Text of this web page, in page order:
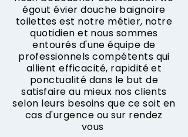
égout évier douche baignoire
toilettes est notre métier, notre
quotidien et nous sommes
entourés d'une équipe de
professionnels compétents qui
allient efficacité, rapidité et
ponctualité dans le but de
satisfaire au mieux nos clients
selon leurs besoins que ce soit en
cas d'urgence ou sur rendez
vous